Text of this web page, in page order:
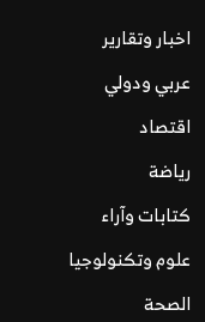
اخبار وتقارير
عربي ودولي
اقتصاد
رياضة
كتابات وآراء
علوم وتكنولوجيا
الصحة